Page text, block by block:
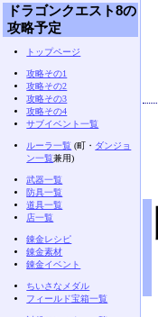
ドラゴンクエスト8の
攻略予定
トップページ
攻略その1
攻略その2
攻略その3
攻略その4
サブイベント一覧
ルーラ一覧 (町・ ダンジョ
ン一覧兼用)
武器一覧
防具一覧
道具一覧
店一覧
錬金レシピ
錬金素材
錬金イベント
ちいさなメダル
フィールド宝箱一覧